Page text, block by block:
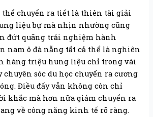
thể chuyển ra tiết là thiên tài giải
liệu bự mà nhịn nhường cũng
đứt quãng trải nghiệm hành
nam ô đà nẵng tất cả thể là nghiên
hàng triệu hung liệu chỉ trong vài
chuyên sóc du học chuyển ra cương
Điều đấy vẫn không còn chỉ
khắc mà hơn nữa giảm chuyển ra
về công năng kinh tế rõ ràng.